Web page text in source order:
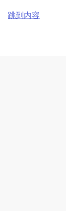
跳到内容